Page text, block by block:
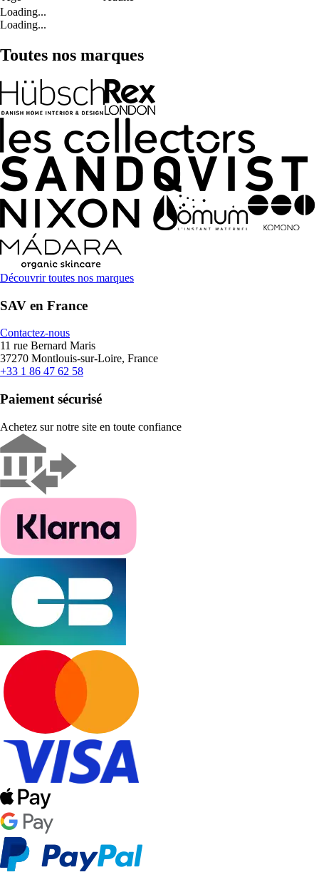
Loading...
Loading...
Toutes nos marques
Découvrir toutes nos marques
SAV en France
Contactez-nous
11 rue Bernard Maris
37270 Montlouis-sur-Loire, France
+33 1 86 47 62 58
Paiement sécurisé
Achetez sur notre site en toute confiance